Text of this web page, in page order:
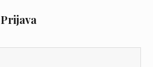
Prijava